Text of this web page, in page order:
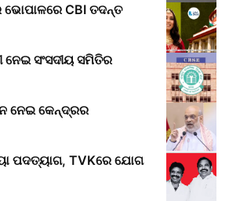
CBI ତଦନ୍ତ
ନେଇ ସଂସଦୀୟ ସମିତିର
ନେଇ କେନ୍ଦ୍ରର
ପଦତ୍ୟାଗ, TVKରେ ଯୋଗ